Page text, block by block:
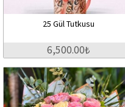
25 Gül Tutkusu
6,500.00₺